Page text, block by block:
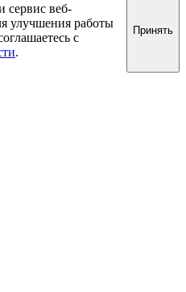
сервис веб-
улучшения работы
с
.
Принять